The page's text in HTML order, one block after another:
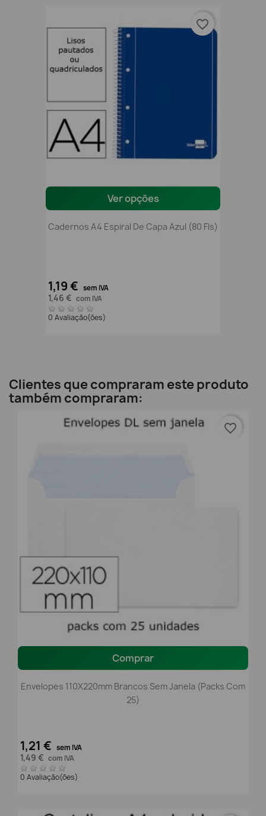
Ver opções
Cadernos A4 Espiral De Capa Azul (80 Fls)
1,19 € sem IVA
1,46 € com IVA
0 Avaliação(ões)
favorite_border
Clientes que compraram este produto
também compraram:
Comprar
Envelopes 110X220mm Brancos Sem Janela (packs Com
25)
1,21 € sem IVA
1,49 € com IVA
0 Avaliação(ões)
favorite_border